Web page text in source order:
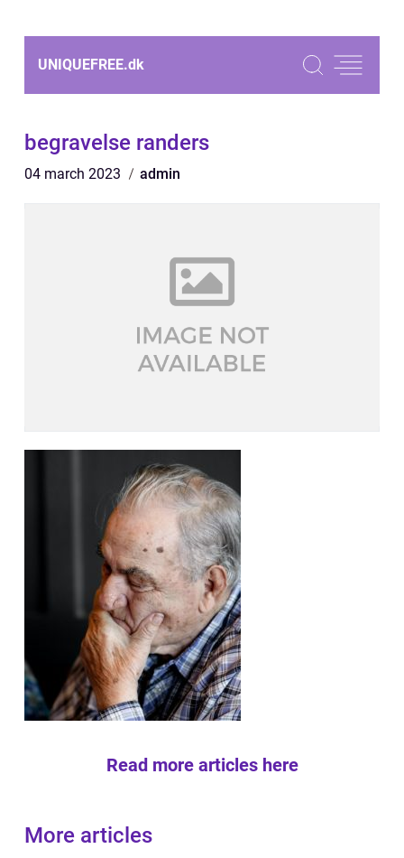
UNIQUEFREE.dk
begravelse randers
04 march 2023 admin
Read more articles here
More articles